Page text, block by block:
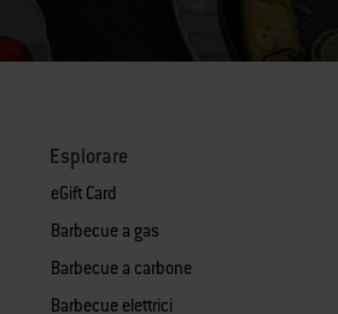
Esplorare
eGift Card
Barbecue a gas
Barbecue a carbone
Barbecue elettrici